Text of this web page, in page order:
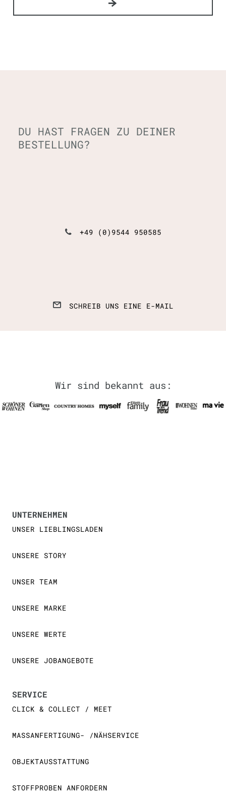
DU HAST FRAGEN ZU DEINER
BESTELLUNG?
+49 (0)9544 950585
SCHREIB UNS EINE E-MAIL
Wir sind bekannt aus:
UNTERNEHMEN
UNSER LIEBLINGSLADEN
UNSERE STORY
UNSER TEAM
UNSERE MARKE
UNSERE WERTE
UNSERE JOBANGEBOTE
SERVICE
CLICK & COLLECT / MEET
MASSANFERTIGUNG- /NÄHSERVICE
OBJEKTAUSSTATTUNG
STOFFPROBEN ANFORDERN